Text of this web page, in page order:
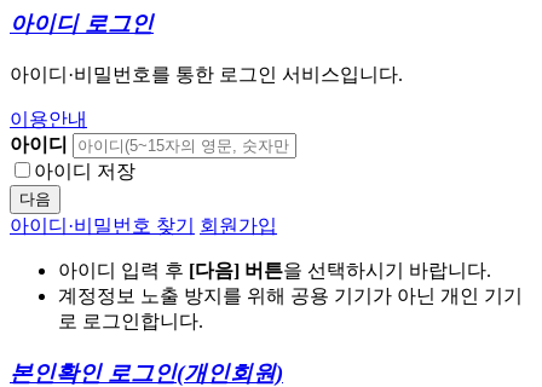
아이디 로그인
아이디·비밀번호를 통한 로그인 서비스입니다.
이용안내
아이디
아이디 저장
다음
아이디·비밀번호 찾기 회원가입
아이디 입력 후 [다음] 버튼을 선택하시기 바랍니다.
계정정보 노출 방지를 위해 공용 기기가 아닌 개인 기기
로 로그인합니다.
본인확인 로그인(개인회원)